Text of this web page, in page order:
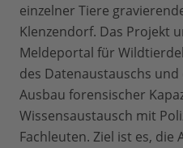
einzelner Tiere
Klenzendorf. Das Projekt
Meldeportal für
des Datenaustauschs und
Ausbau forensischer
Wissensaustausch mit
Fachleuten. Ziel ist es, die